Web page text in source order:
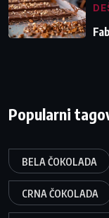
Popularni
BELA ČOKOLADA
CRNA ČOKOLADA